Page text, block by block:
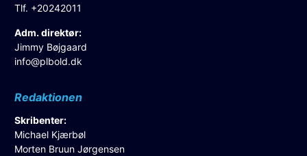
Tlf. +20242011
Adm. direktør:
Jimmy Bøjgaard
info@plbold.dk
Redaktionen
Skribenter:
Michael Kjærbøl
Morten Bruun Jørgensen